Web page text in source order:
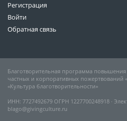
Регистрация
Войти
Обратная связь
Благотворительная программа
частных и корпоративных пожертвований
«Культура благотворительности»
ИНН: 7727492679 ОГРН 1227700248918 ∙
blago@givingculture.ru